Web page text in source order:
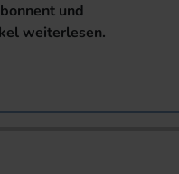
und
weiterlesen.